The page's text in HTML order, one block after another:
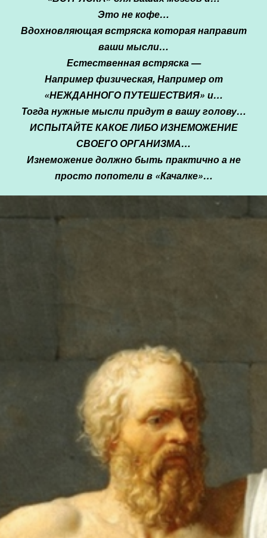
Это не кофе…
Вдохновляющая встряска которая направит
ваши мысли…
Естественная встряска —
Например физическая, Например от
«НЕЖДАННОГО ПУТЕШЕСТВИЯ» и…
Тогда нужные мысли придут в вашу голову…
ИСПЫТАЙТЕ КАКОЕ ЛИБО ИЗНЕМОЖЕНИЕ
СВОЕГО ОРГАНИЗМА…
Изнеможение должно быть практично а не
просто попотели в «Качалке»…